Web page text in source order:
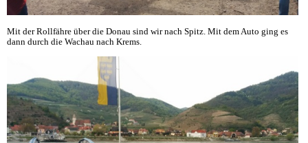
Mit der Rollfähre über die Donau sind wir nach Spitz. Mit dem Auto ging es
dann durch die Wachau nach Krems.